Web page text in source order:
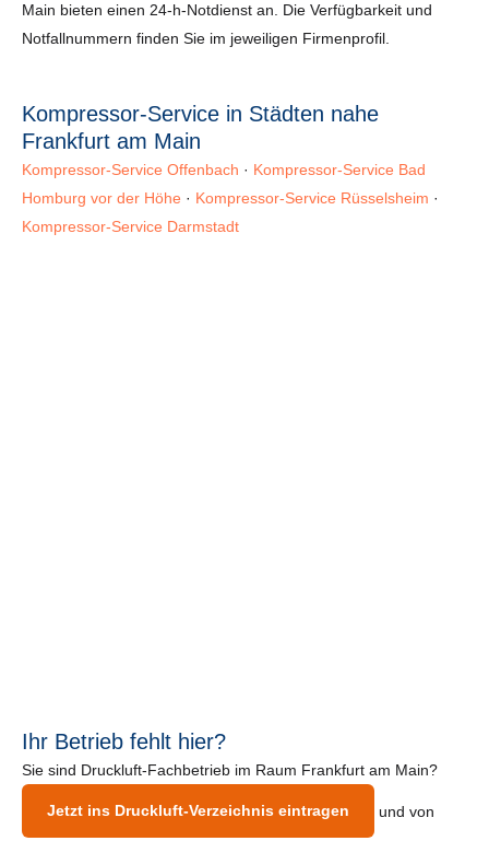
Main bieten einen 24-h-Notdienst an. Die Verfügbarkeit und
Notfallnummern finden Sie im jeweiligen Firmenprofil.
Kompressor-Service in Städten nahe
Frankfurt am Main
Kompressor-Service Offenbach · Kompressor-Service Bad
Homburg vor der Höhe · Kompressor-Service Rüsselsheim ·
Kompressor-Service Darmstadt
Ihr Betrieb fehlt hier?
Sie sind Druckluft-Fachbetrieb im Raum Frankfurt am Main?
Jetzt ins Druckluft-Verzeichnis eintragen und von